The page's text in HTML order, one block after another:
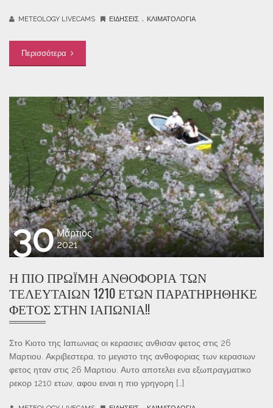
METEOLOGY LIVECAMS ΕΙΔΉΣΕΙΣ . ΚΛΙΜΑΤΟΛΟΓΊΑ
Περισσότερα
30 Μάρτιος
2021
Η ΠΙΟ ΠΡΏΙΜΗ ΑΝΘΟΦΟΡΊΑ ΤΩΝ
ΤΕΛΕΥΤΑΊΩΝ 1210 ΕΤΏΝ ΠΑΡΑΤΗΡΉΘΗΚΕ
ΦΈΤΟΣ ΣΤΗΝ ΙΑΠΩΝΊΑ!!
Στο Κιοτο της Ιαπωνιας οι κερασιες ανθισαν φετος στις 26
Μαρτιου. Ακριβεστερα, το μεγιστο της ανθοφοριας των κερασιων
φετος ηταν στις 26 Μαρτιου. Αυτο αποτελει ενα εξωπραγματικο
ρεκορ 1210 ετων, αφου ειναι η πιο γρηγορη […]